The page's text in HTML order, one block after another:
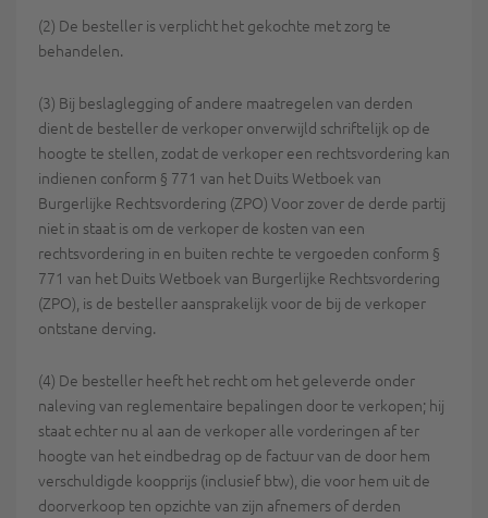
(2) De besteller is verplicht het gekochte met zorg te
behandelen.
(3) Bij beslaglegging of andere maatregelen van derden
dient de besteller de verkoper onverwijld schriftelijk op de
hoogte te stellen, zodat de verkoper een rechtsvordering kan
indienen conform § 771 van het Duits Wetboek van
Burgerlijke Rechtsvordering (ZPO) Voor zover de derde partij
niet in staat is om de verkoper de kosten van een
rechtsvordering in en buiten rechte te vergoeden conform §
771 van het Duits Wetboek van Burgerlijke Rechtsvordering
(ZPO), is de besteller aansprakelijk voor de bij de verkoper
ontstane derving.
(4) De besteller heeft het recht om het geleverde onder
naleving van reglementaire bepalingen door te verkopen; hij
staat echter nu al aan de verkoper alle vorderingen af ter
hoogte van het eindbedrag op de factuur van de door hem
verschuldigde koopprijs (inclusief btw), die voor hem uit de
doorverkoop ten opzichte van zijn afnemers of derden